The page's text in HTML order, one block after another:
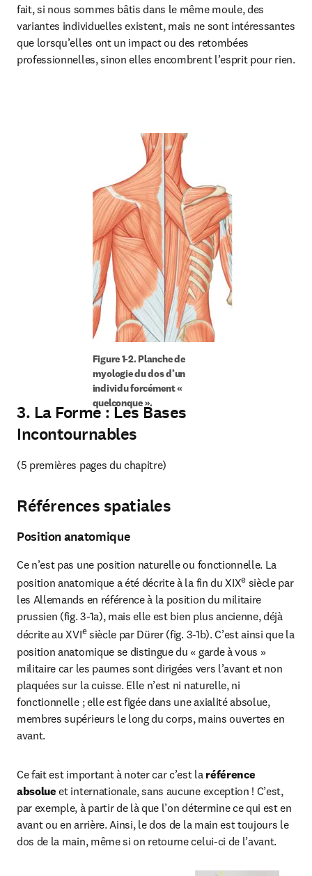
fait, si nous sommes bâtis dans le même moule, des
variantes individuelles existent, mais ne sont intéressantes
que lorsqu’elles ont un impact ou des retombées
professionnelles, sinon elles encombrent l’esprit pour rien.
Figure 1-2. Planche de
myologie du dos d’un
individu forcément «
quelconque ».
3. La Forme : Les Bases
Incontournables
(5 premières pages du chapitre)
Références spatiales
Position anatomique
Ce n’est pas une position naturelle ou fonctionnelle. La
position anatomique a été décrite à la fin du XIXe siècle par
les Allemands en référence à la position du militaire
prussien (fig. 3-1a), mais elle est bien plus ancienne, déjà
décrite au XVIe siècle par Dürer (fig. 3-1b). C’est ainsi que la
position anatomique se distingue du « garde à vous »
militaire car les paumes sont dirigées vers l’avant et non
plaquées sur la cuisse. Elle n’est ni naturelle, ni
fonctionnelle ; elle est figée dans une axialité absolue,
membres supérieurs le long du corps, mains ouvertes en
avant.
Ce fait est important à noter car c’est la référence
absolue et internationale, sans aucune exception ! C’est,
par exemple, à partir de là que l’on détermine ce qui est en
avant ou en arrière. Ainsi, le dos de la main est toujours le
dos de la main, même si on retourne celui-ci de l’avant.